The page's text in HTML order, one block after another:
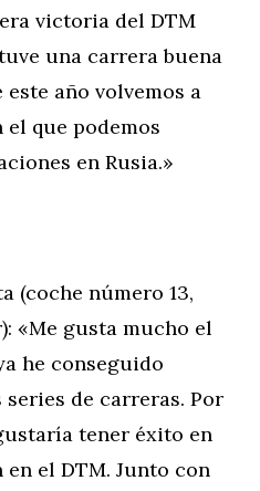
victoria del DTM
una carrera buena
año volvemos a
que podemos
en Rusia.»
(coche número 13,
«Me gusta mucho el
he conseguido
de carreras. Por
tener éxito en
el DTM. Junto con